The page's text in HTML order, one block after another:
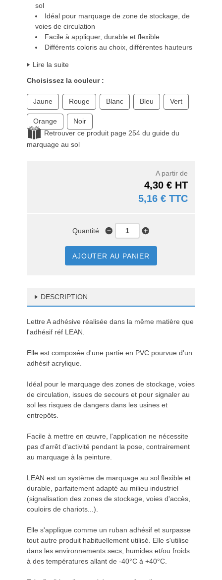
sol
Idéal pour marquage de zone de stockage, de
voies de circulation
Facile à appliquer, durable et flexible
Différents coloris au choix, différentes hauteurs
Lire la suite
Choisissez la couleur :
Jaune Rouge Blanc Bleu Vert
Orange
Noir
Retrouver ce produit page 254 du guide du
marquage au sol
A partir de
4,30 € HT
5,16 € TTC
Quantité
AJOUTER AU PANIER
DESCRIPTION
Lettre A adhésive réalisée dans la même matière que
l'adhésif réf LEAN.
Elle est composée d'une partie en PVC pourvue d'un
adhésif acrylique.
Idéal pour le marquage des zones de stockage, voies
de circulation, issues de secours et pour signaler au
sol les risques de dangers dans les usines et
entrepôts.
Facile à mettre en œuvre, l'application ne nécessite
pas d'arrêt d'activité pendant la pose, contrairement
au marquage à la peinture.
LEAN est un système de marquage au sol flexible et
durable, parfaitement adapté au milieu industriel
(signalisation des zones de stockage, voies d'accès,
couloirs de chariots...).
Elle s'applique comme un ruban adhésif et surpasse
tout autre produit habituellement utilisé. Elle s'utilise
dans les environnements secs, humides et/ou froids
à des températures allant de -40°C à +40°C.